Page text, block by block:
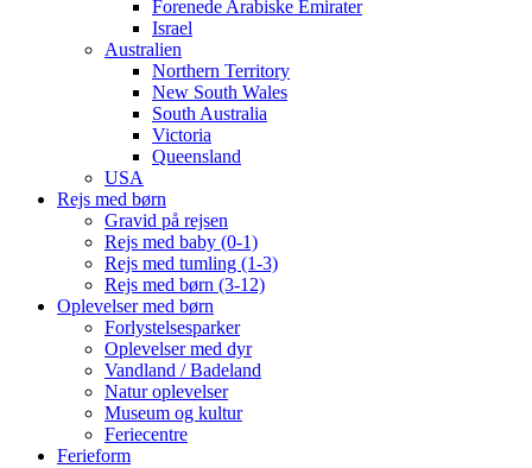
Forenede Arabiske Emirater
Israel
Australien
Northern Territory
New South Wales
South Australia
Victoria
Queensland
USA
Rejs med børn
Gravid på rejsen
Rejs med baby (0-1)
Rejs med tumling (1-3)
Rejs med børn (3-12)
Oplevelser med børn
Forlystelsesparker
Oplevelser med dyr
Vandland / Badeland
Natur oplevelser
Museum og kultur
Feriecentre
Ferieform